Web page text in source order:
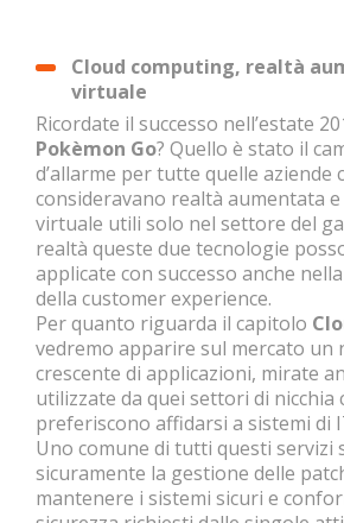
Cloud computing, realtà
virtuale
Ricordate il successo nell’estate
Pokèmon Go? Quello è stato il
d’allarme per tutte quelle aziende
consideravano realtà aumentata
virtuale utili solo nel settore del
realtà queste due tecnologie
applicate con successo anche
della customer experience.
Per quanto riguarda il capitolo
vedremo apparire sul mercato un
crescente di applicazioni, mirate
utilizzate da quei settori di nicchia
preferiscono affidarsi a sistemi di
Uno comune di tutti questi servizi
sicuramente la gestione delle
mantenere i sistemi sicuri e